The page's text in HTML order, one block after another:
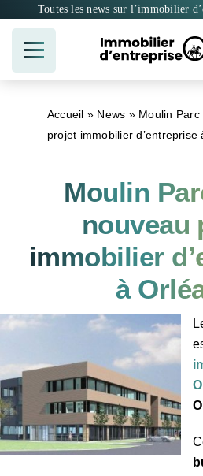
Passer
au
contenu
Toutes les news sur l’immobilier
Accueil » News » Moulin
projet immobilier d’entreprise
Moulin
nouveau
immobilier
à